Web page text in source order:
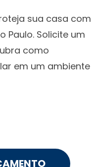
sua casa com
Paulo. Solicite um
como
em um ambiente